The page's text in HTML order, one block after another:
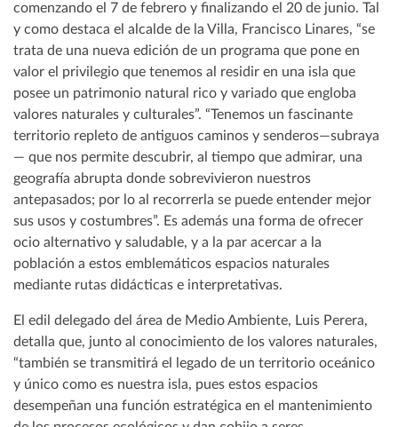
comenzando el 7 de febrero y finalizando el 20 de junio. Tal
y como destaca el alcalde de la Villa, Francisco Linares, “se
trata de una nueva edición de un programa que pone en
valor el privilegio que tenemos al residir en una isla que
posee un patrimonio natural rico y variado que engloba
valores naturales y culturales”. “Tenemos un fascinante
territorio repleto de antiguos caminos y senderos—subraya
— que nos permite descubrir, al tiempo que admirar, una
geografía abrupta donde sobrevivieron nuestros
antepasados; por lo al recorrerla se puede entender mejor
sus usos y costumbres”. Es además una forma de ofrecer
ocio alternativo y saludable, y a la par acercar a la
población a estos emblemáticos espacios naturales
mediante rutas didácticas e interpretativas.
El edil delegado del área de Medio Ambiente, Luis Perera,
detalla que, junto al conocimiento de los valores naturales,
“también se transmitirá el legado de un territorio oceánico
y único como es nuestra isla, pues estos espacios
desempeñan una función estratégica en el mantenimiento